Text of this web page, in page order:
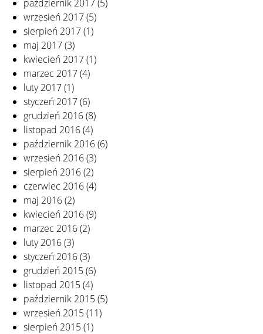
październik 2017 (5)
wrzesień 2017(5)
sierpień 2017(1)
maj 2017(3)
kwiecień 2017(1)
marzec 2017(4)
luty 2017(1)
styczeń 2017(6)
grudzień 2016(8)
listopad 2016(4)
październik 2016(6)
wrzesień 2016(3)
sierpień 2016(2)
czerwiec 2016(4)
maj 2016(2)
kwiecień 2016(9)
marzec 2016(2)
luty 2016(3)
styczeń 2016(3)
grudzień 2015(6)
listopad 2015(4)
październik 2015(5)
wrzesień 2015(11)
sierpień 2015(1)